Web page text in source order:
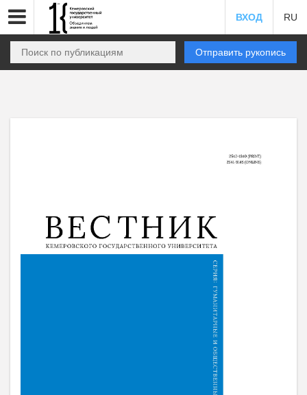
ВХОД RU
Отправить рукопись